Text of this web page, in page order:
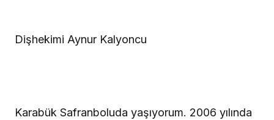
Dişhekimi Aynur Kalyoncu
Karabük Safranboluda yaşıyorum. 2006 yılında